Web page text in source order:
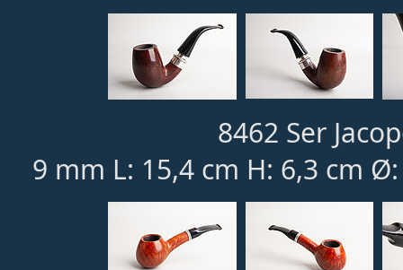
8462 Ser
9 mm L: 15,4 cm H: 6,3 cm